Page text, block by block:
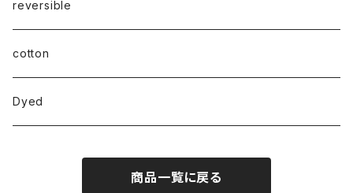
reversible
cotton
Dyed
商品一覧に戻る